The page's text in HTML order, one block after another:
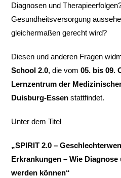
Diagnosen und
Gesundheitsversorgung
gleichermaßen gerecht wird?
Diesen und anderen Fragen
School 2.0, die vom05. bis 09.
Lernzentrum der
Duisburg-Essenstattfindet.
Unter dem Titel
„SPIRIT 2.0 –
Erkrankungen – Wie
werden können“